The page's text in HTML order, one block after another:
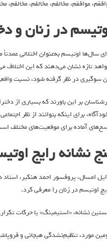
موافقم، مخالفم، مخالفم، مخالفم،
در زنان و
سال‌ها اوتیسم به‌عنوان اختلالی
تازه نشان می‌دهند که این اختلاف
سوگیری در نظر گرفته شود، نسبت واقعی ممکن است
بر این باورند که بسیاری از
برای اینکه بتوانند از نظر
آماده برای موقعیت‌های مختلف
نشانه رایج
امسال، پروفسور احمد هنکیر،
اوتیسم در زنان را معرفی کرد.
نشانه، «استیمینگ» یا حرکات
مورد، تنظیم‌نشدگی هیجانی و